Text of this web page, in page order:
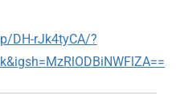
DH-rJk4tyCA/?